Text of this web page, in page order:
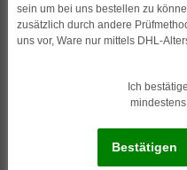
sein um bei uns bestellen zu
zusätzlich durch andere
uns vor, Ware nur mittels DHL-
Ich